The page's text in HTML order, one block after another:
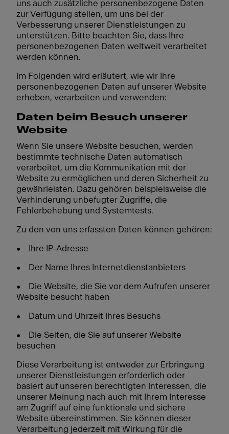
uns auch zusätzliche personenbezogene Daten
zur Verfügung stellen, um uns bei der
Verbesserung unserer Dienstleistungen zu
unterstützen. Bitte beachten Sie, dass Ihre
personenbezogenen Daten weltweit verarbeitet
werden können.
Im Folgenden wird erläutert, wie wir Ihre
personenbezogenen Daten auf unserer Website
erheben, verarbeiten und verwenden:
Daten beim Besuch unserer
Website
Wenn Sie unsere Website besuchen, werden
bestimmte technische Daten automatisch
verarbeitet, um die Kommunikation mit der
Website zu ermöglichen und deren Sicherheit zu
gewährleisten. Dazu gehören beispielsweise die
Verhinderung unbefugter Zugriffe, die
Fehlerbehebung und Systemtests.
Zu den von uns erfassten Daten können gehören:
• Ihre IP-Adresse
• Der Name Ihres Internetdienstanbieters
• Die Website, die Sie vor dem Aufrufen unserer
Website besucht haben
• Datum und Uhrzeit Ihres Besuchs
• Die Seiten, die Sie auf unserer Website
besuchen
Diese Verarbeitung ist entweder zur Erbringung
unserer Dienstleistungen erforderlich oder
basiert auf unseren berechtigten Interessen, die
unserer Meinung nach auch mit Ihrem Interesse
am Zugriff auf eine funktionale und sichere
Website übereinstimmen. Sie können dieser
Verarbeitung jederzeit mit Wirkung für die